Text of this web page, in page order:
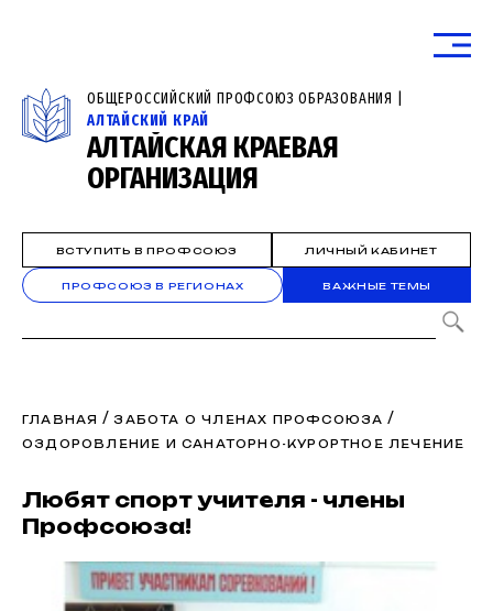
ОБЩЕРОССИЙСКИЙ ПРОФСОЮЗ ОБРАЗОВАНИЯ |
АЛТАЙСКИЙ КРАЙ
АЛТАЙСКАЯ КРАЕВАЯ
ОРГАНИЗАЦИЯ
ВСТУПИТЬ В ПРОФСОЮЗ ЛИЧНЫЙ КАБИНЕТ
ПРОФСОЮЗ В РЕГИОНАХ ВАЖНЫЕ ТЕМЫ
ГЛАВНАЯ /ЗАБОТА О ЧЛЕНАХ ПРОФСОЮЗА /
ОЗДОРОВЛЕНИЕ И САНАТОРНО-КУРОРТНОЕ ЛЕЧЕНИЕ
Любят спорт учителя - члены
Профсоюза!